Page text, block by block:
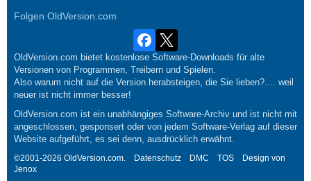
Folgen OldVersion.com
OldVersion.com bietet kostenlose Software-Downloads für alte
Versionen von Programmen, Treibern und Spielen.
Also warum nicht auf die Version herabsteigen, die Sie lieben?.... weil
neuer ist nicht immer besser!
OldVersion.com ist ein unabhängiges Software-Archiv und ist nicht mit
angeschlossen, gesponsert oder von jedem Software-Verlag auf dieser
Website aufgeführt, es sei denn, ausdrücklich erwähnt.
©2001-2026 OldVersion.com. Datenschutz DMC TOS
Design von
Jenox